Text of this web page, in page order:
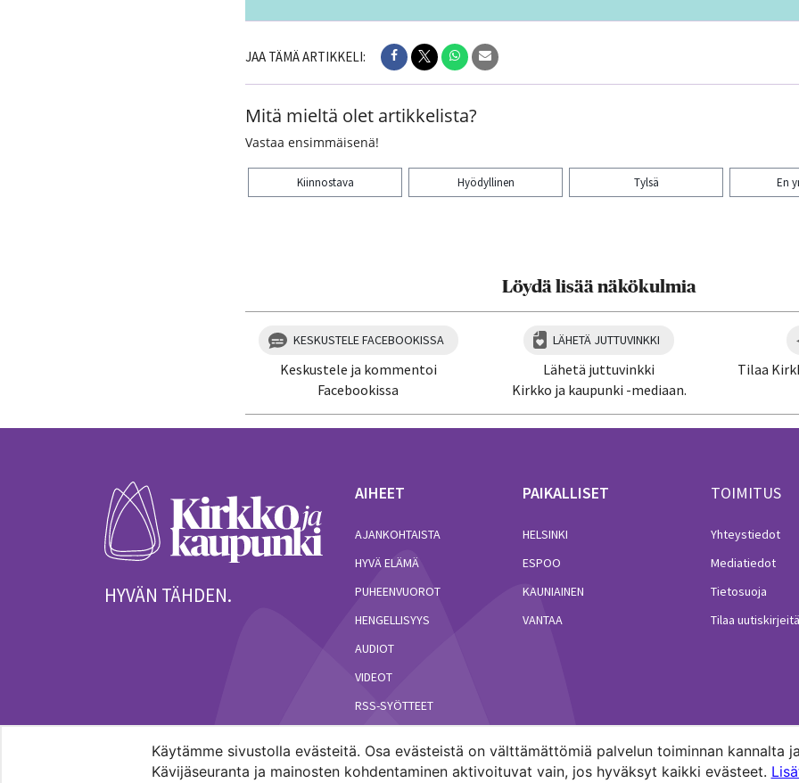
Käytämme sivustolla evästeitä. Osa evästeistä on välttämättömiä palvelun toiminnan kannalta
Kävijäseuranta ja mainosten kohdentaminen aktivoituvat vain, jos hyväksyt kaikki evästeet.
JAA TÄMÄ ARTIKKELI:
Mitä mieltä olet artikkelista?
Vastaa ensimmäisenä!
Kiinnostava Hyödyllinen Tylsä En
Löydä lisää näkökulmia
KESKUSTELE FACEBOOKISSA
Keskustele ja kommentoi
Facebookissa
LÄHETÄ JUTTUVINKKI
Lähetä juttuvinkki
Kirkko ja kaupunki -mediaan.
Tilaa
HYVÄN TÄHDEN.
AIHEET
AJANKOHTAISTA
HYVÄ ELÄMÄ
PUHEENVUOROT
HENGELLISYYS
AUDIOT
VIDEOT
RSS-SYÖTTEET
PAIKALLISET
HELSINKI
ESPOO
KAUNIAINEN
VANTAA
TOIMITUS
Yhteystiedot
Mediatiedot
Tietosuoja
Tilaa uutiskirjeitä